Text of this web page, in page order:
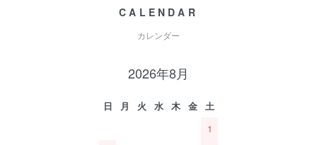
CALENDAR
カレンダー
2026年8月
日 月 火 水 木 金
土
1